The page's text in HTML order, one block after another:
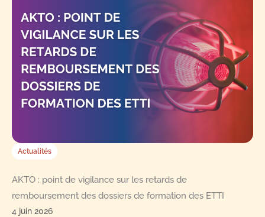
Actualités
AKTO : point de vigilance sur les retards de
remboursement des dossiers de formation des ETTI
4 juin 2026